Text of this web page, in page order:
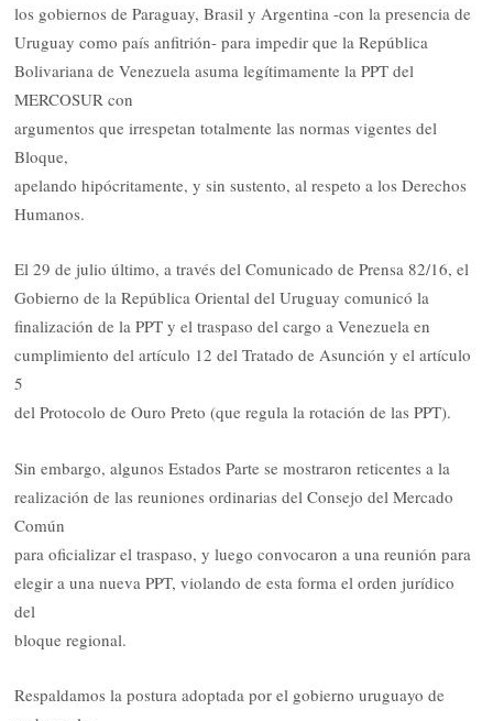
los gobiernos de Paraguay, Brasil y Argentina -con la presencia de
Uruguay como país anfitrión- para impedir que la República
Bolivariana de Venezuela asuma legítimamente la PPT del
MERCOSUR con
argumentos que irrespetan totalmente las normas vigentes del
Bloque,
apelando hipócritamente, y sin sustento, al respeto a los Derechos
Humanos.
El 29 de julio último, a través del Comunicado de Prensa 82/16, el
Gobierno de la República Oriental del Uruguay comunicó la
finalización de la PPT y el traspaso del cargo a Venezuela en
cumplimiento del artículo 12 del Tratado de Asunción y el artículo
5
del Protocolo de Ouro Preto (que regula la rotación de las PPT).
Sin embargo, algunos Estados Parte se mostraron reticentes a la
realización de las reuniones ordinarias del Consejo del Mercado
Común
para oficializar el traspaso, y luego convocaron a una reunión para
elegir a una nueva PPT, violando de esta forma el orden jurídico
del
bloque regional.
Respaldamos la postura adoptada por el gobierno uruguayo de